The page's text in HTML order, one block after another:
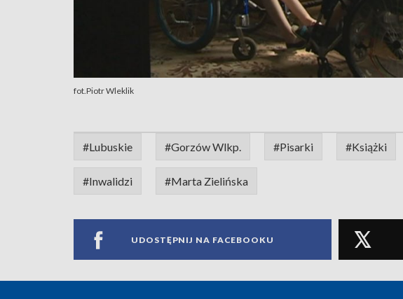
fot.Piotr Wleklik
#Lubuskie #Gorzów Wlkp. #Pisarki #Książki
#Inwalidzi #Marta Zielińska
UDOSTĘPNIJ NA FACEBOOKU